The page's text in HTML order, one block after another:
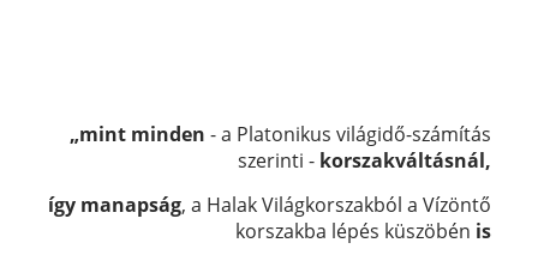
„mint minden - a Platonikus világidő-számítás
szerinti - korszakváltásnál,
így manapság, a Halak Világkorszakból a Vízöntő
korszakba lépés küszöbén is